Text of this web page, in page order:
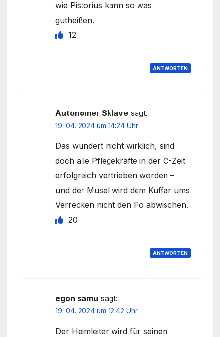
wie Pistorius kann so was
gutheißen.
12
ANTWORTEN
Autonomer Sklave sagt:
19. 04. 2024 um 14:24 Uhr
Das wundert nicht wirklich, sind
doch alle Pflegekräfte in der C-Zeit
erfolgreich vertrieben worden –
und der Musel wird dem Kuffar ums
Verrecken nicht den Po abwischen.
20
ANTWORTEN
egon samu sagt:
19. 04. 2024 um 12:42 Uhr
Der Heimleiter wird für seinen